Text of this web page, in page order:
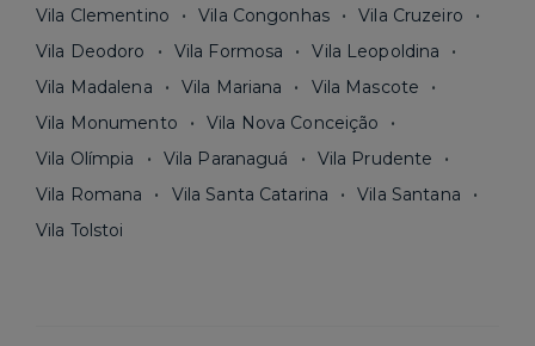
Vila Clementino
Vila Congonhas
Vila Cruzeiro
Vila Deodoro
Vila Formosa
Vila Leopoldina
Vila Madalena
Vila Mariana
Vila Mascote
Vila Monumento
Vila Nova Conceição
Vila Olímpia
Vila Paranaguá
Vila Prudente
Vila Romana
Vila Santa Catarina
Vila Santana
Vila Tolstoi